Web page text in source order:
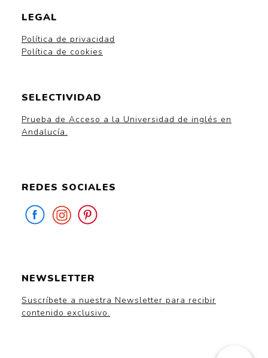
LEGAL
Política de privacidad
Política de cookies
SELECTIVIDAD
Prueba de Acceso a la Universidad de inglés en
Andalucía.
REDES SOCIALES
NEWSLETTER
Suscríbete a nuestra Newsletter para recibir
contenido exclusivo.